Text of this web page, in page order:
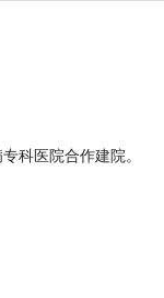
科医院合作建院。